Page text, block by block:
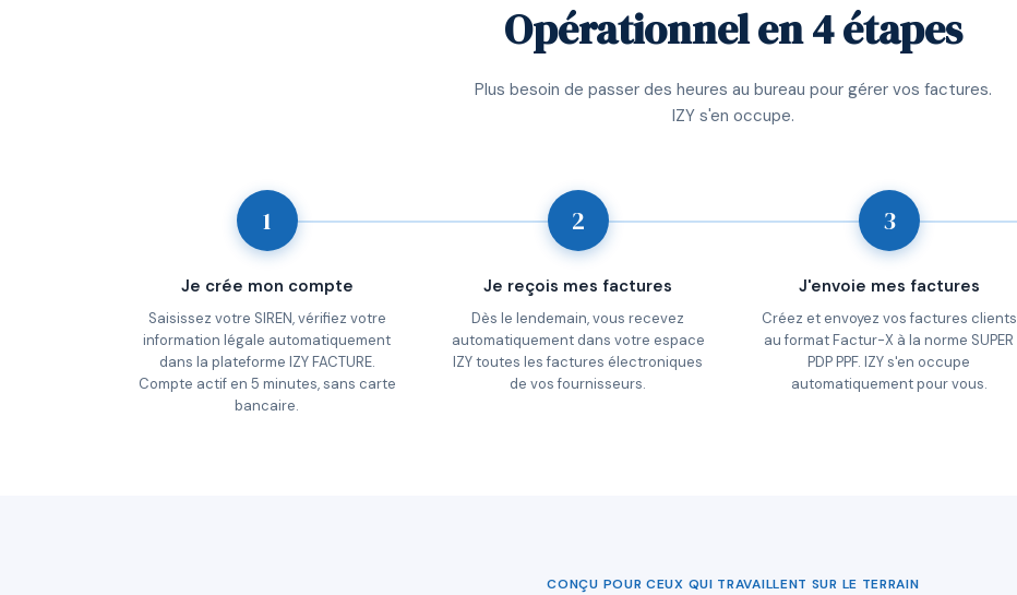
Opérationnel en 4 étapes
Plus besoin de passer des heures au bureau pour gérer vos factures.
IZY s'en occupe.
1
Je crée mon compte
Saisissez votre SIREN, vérifiez votre
information légale automatiquement
dans la plateforme IZY FACTURE.
Compte actif en 5 minutes, sans carte
bancaire.
2
Je reçois mes factures
Dès le lendemain, vous recevez
automatiquement dans votre espace
IZY toutes les factures électroniques
de vos fournisseurs.
3
J'envoie mes factures
Créez et envoyez vos factures clients
au format Factur-X à la norme SUPER
PDP PPF. IZY s'en occupe
automatiquement pour vous.
CONÇU POUR CEUX QUI TRAVAILLENT SUR LE TERRAIN